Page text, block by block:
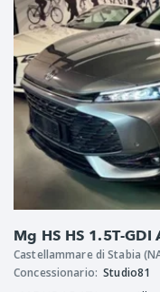
Mg HS HS 1.5T-GDI
Castellammare di Stabia
Concessionario: Studio81